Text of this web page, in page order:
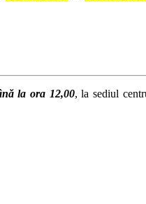
la ora 12,00, la sediul